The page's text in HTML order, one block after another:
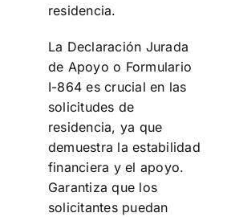
residencia.
La Declaración Jurada
de Apoyo o Formulario
I-864 es crucial en las
solicitudes de
residencia, ya que
demuestra la estabilidad
financiera y el apoyo.
Garantiza que los
solicitantes puedan